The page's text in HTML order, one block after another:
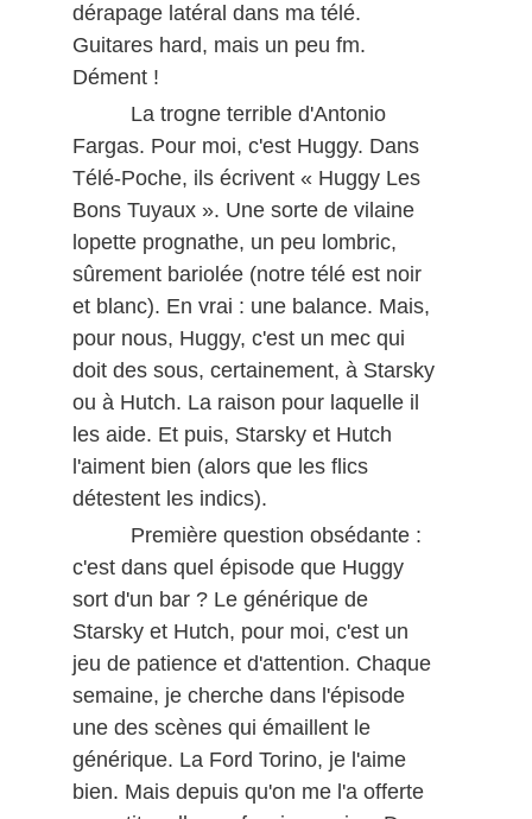
dérapage latéral dans ma télé.
Guitares hard, mais un peu fm.
Dément !
La trogne terrible d'Antonio
Fargas. Pour moi, c'est Huggy. Dans
Télé-Poche, ils écrivent « Huggy Les
Bons Tuyaux ». Une sorte de vilaine
lopette prognathe, un peu lombric,
sûrement bariolée (notre télé est noir
et blanc). En vrai : une balance. Mais,
pour nous, Huggy, c'est un mec qui
doit des sous, certainement, à Starsky
ou à Hutch. La raison pour laquelle il
les aide. Et puis, Starsky et Hutch
l'aiment bien (alors que les flics
détestent les indics).
Première question obsédante :
c'est dans quel épisode que Huggy
sort d'un bar ? Le générique de
Starsky et Hutch, pour moi, c'est un
jeu de patience et d'attention. Chaque
semaine, je cherche dans l'épisode
une des scènes qui émaillent le
générique. La Ford Torino, je l'aime
bien. Mais depuis qu'on me l'a offerte